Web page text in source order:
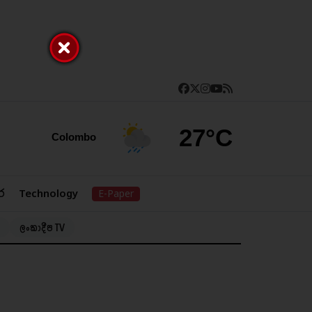
Colombo 27°C
Technology E-Paper
ලංකාදීප TV